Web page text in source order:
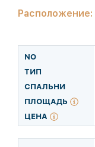
Расположение: